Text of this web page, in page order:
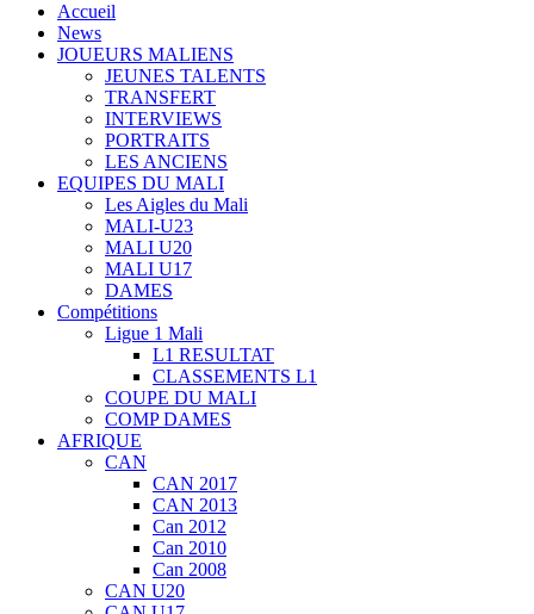
Accueil
News
JOUEURS MALIENS
JEUNES TALENTS
TRANSFERT
INTERVIEWS
PORTRAITS
LES ANCIENS
EQUIPES DU MALI
Les Aigles du Mali
MALI-U23
MALI U20
MALI U17
DAMES
Compétitions
Ligue 1 Mali
L1 RESULTAT
CLASSEMENTS L1
COUPE DU MALI
COMP DAMES
AFRIQUE
CAN
CAN 2017
CAN 2013
Can 2012
Can 2010
Can 2008
CAN U20